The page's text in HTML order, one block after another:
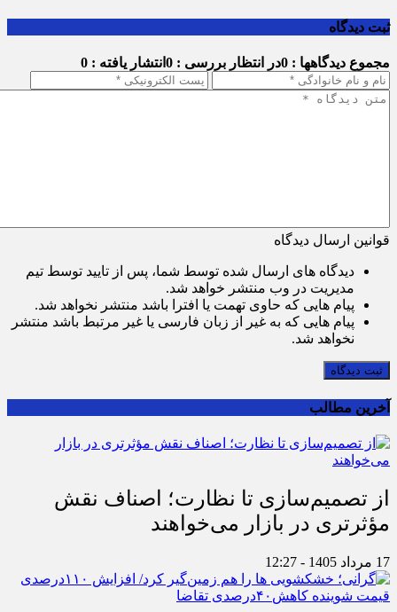
ثبت دیدگاه
مجموع دیدگاهها : 0 در انتظار بررسی : 0 انتشار یافته : 0
قوانین ارسال دیدگاه
دیدگاه های ارسال شده توسط شما، پس از تایید توسط تیم
مدیریت در وب منتشر خواهد شد.
پیام هایی که حاوی تهمت یا افترا باشد منتشر نخواهد شد.
پیام هایی که به غیر از زبان فارسی یا غیر مرتبط باشد منتشر
نخواهد شد.
ثبت دیدگاه
آخرین مطالب
از تصمیم‌سازی تا نظارت؛ اصناف نقش
مؤثرتری در بازار می‌خواهند
17 مرداد 1405 - 12:27